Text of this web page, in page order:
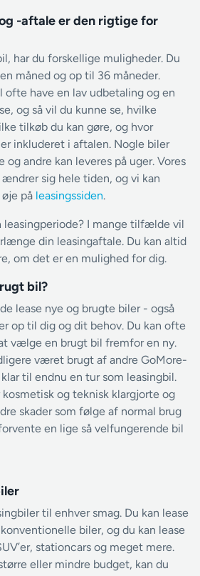
-aftale er den rigtige for
har du forskellige muligheder. Du
måned og op til 36 måneder.
ofte have en lav udbetaling og en
og så vil du kunne se, hvilke
tilkøb du kan gøre, og hvor
inkluderet i aftalen. Nogle biler
og andre kan leveres på uger. Vores
sig hele tiden, og vi kan
på leasingssiden.
I mange tilfælde vil
din leasingaftale. Du kan altid
om det er en mulighed for dig.
bil?
lease nye og brugte biler - også
op til dig og dit behov. Du kan ofte
vælge en brugt bil fremfor en ny.
været brugt af andre GoMore-
til endnu en tur som leasingbil.
og teknisk klargjorte og
skader som følge af normal brug
en lige så velfungerende bil
til enhver smag. Du kan lease
biler, og du kan lease
stationcars og meget mere.
eller mindre budget, kan du